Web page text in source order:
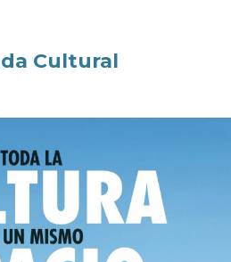
Cultural